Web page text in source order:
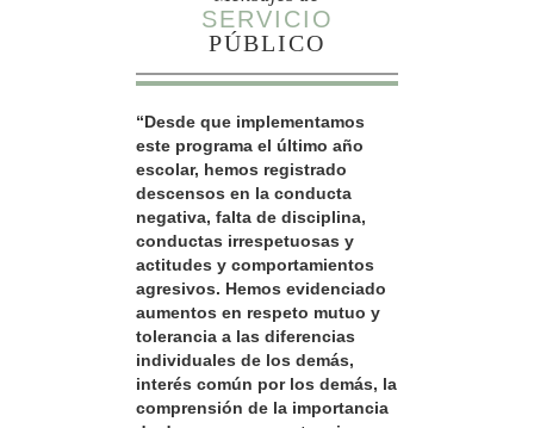
SERVICIO
PÚBLICO
“Desde que implementamos
este programa el último año
escolar, hemos registrado
descensos en la conducta
negativa, falta de disciplina,
conductas irrespetuosas y
actitudes y comportamientos
agresivos. Hemos evidenciado
aumentos en respeto mutuo y
tolerancia a las diferencias
individuales de los demás,
interés común por los demás, la
comprensión de la importancia